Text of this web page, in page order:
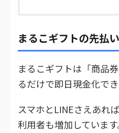
まるこギフトの先払
まるこギフトは「商品
るだけで即日現金化で
スマホとLINEさえあれ
利用者も増加しています